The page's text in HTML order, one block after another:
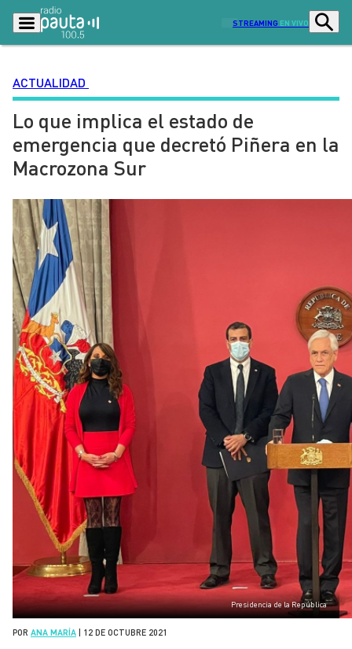
STREAMING EN VIVO
Podcasts
Lo Último Actualidad
Ciudad
Radio en vivo
Tendencias
Entretención y Cultura
Dato en Pauta Señal 2
Contenido Patrocinado
ACTUALIDAD
Lo que implica el estado de
emergencia que decretó Piñera en la
Macrozona Sur
Presidencia de la República
POR ANA MARÍA 12 DE OCTUBRE 2021